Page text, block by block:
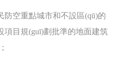
空重點城市和不設區(qū)的
項目規(guī)劃批準的地面建筑